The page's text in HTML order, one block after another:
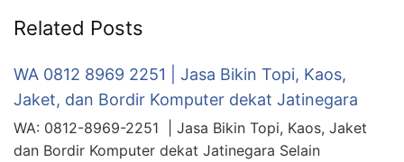
Related Posts
WA 0812 8969 2251 | Jasa Bikin Topi, Kaos,
Jaket, dan Bordir Komputer dekat Jatinegara
WA: 0812-8969-2251 | Jasa Bikin Topi, Kaos, Jaket
dan Bordir Komputer dekat Jatinegara Selain